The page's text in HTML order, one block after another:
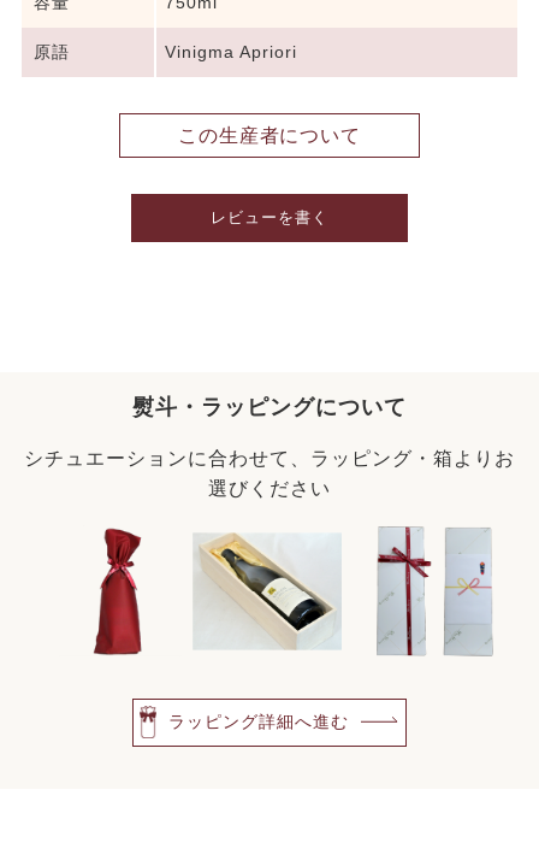
原語 Vinigma Apriori
この生産者について
レビューを書く
熨斗・ラッピングについて
シチュエーションに合わせて、ラッピング・箱よりお
選びください
ラッピング詳細へ進む